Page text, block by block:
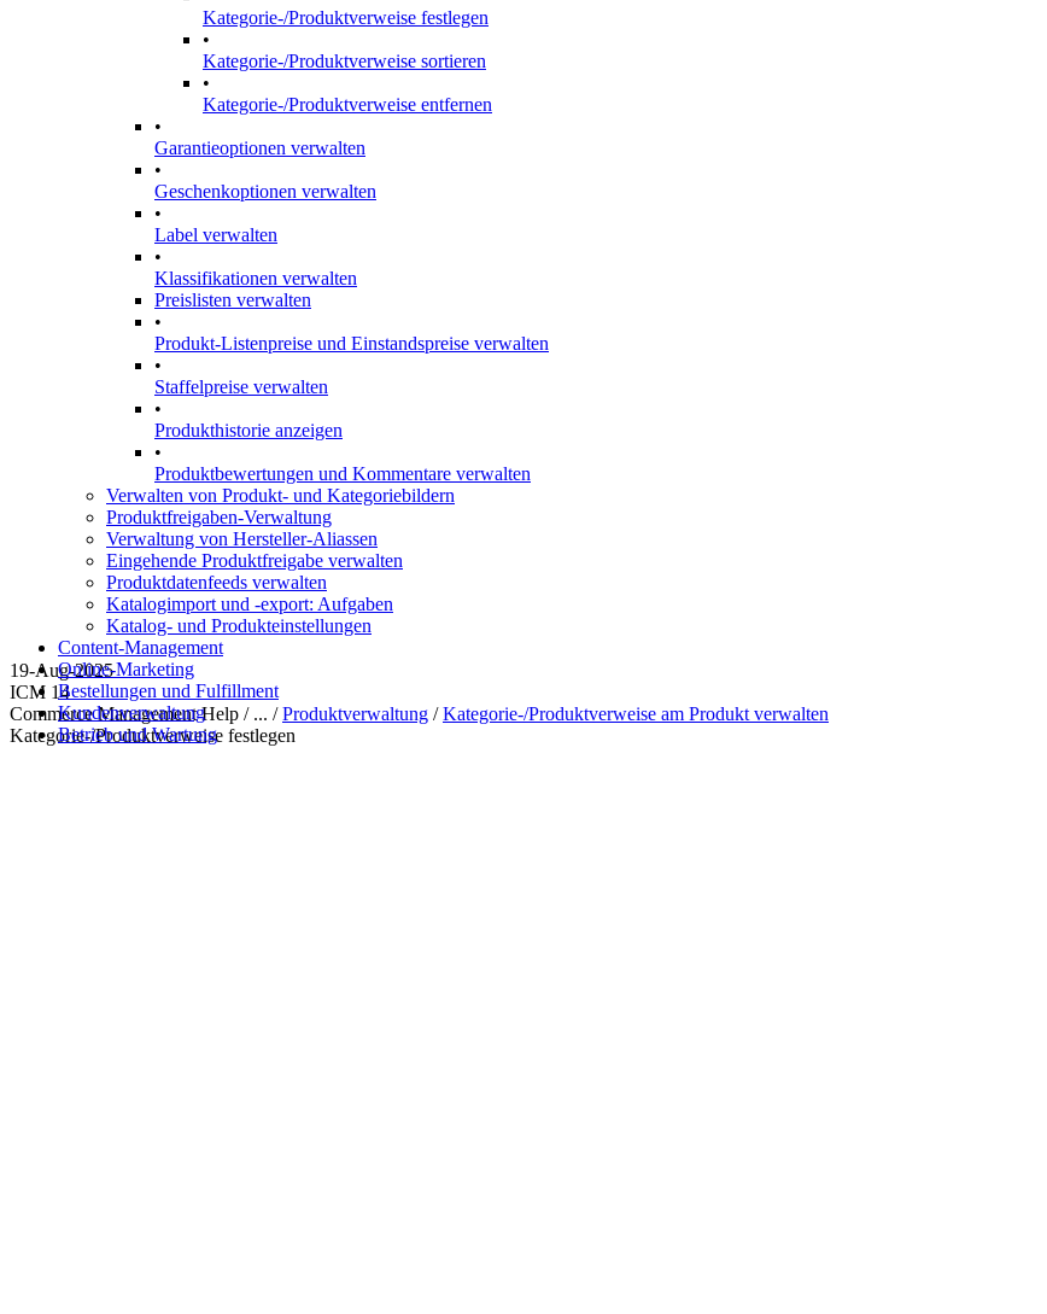
Kategorie-/Produktverweise festlegen
•
Kategorie-/Produktverweise sortieren
•
Kategorie-/Produktverweise entfernen
•
Garantieoptionen verwalten
•
Geschenkoptionen verwalten
•
Label verwalten
•
Klassifikationen verwalten
Preislisten verwalten
•
Produkt-Listenpreise und Einstandspreise verwalten
•
Staffelpreise verwalten
•
Produkthistorie anzeigen
•
Produktbewertungen und Kommentare verwalten
Verwalten von Produkt- und Kategoriebildern
Produktfreigaben-Verwaltung
Verwaltung von Hersteller-Aliassen
Eingehende Produktfreigabe verwalten
Produktdatenfeeds verwalten
Katalogimport und -export: Aufgaben
Katalog- und Produkteinstellungen
Content-Management
Online-Marketing
Bestellungen und Fulfillment
Kundenverwaltung
Betrieb und Wartung
19-Aug-2025
ICM 14
Commerce Management Help / ... /Produktverwaltung /Kategorie-/Produktverweise am Produkt verwalten
Kategorie-/Produktverweise festlegen